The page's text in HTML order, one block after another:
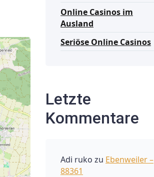
Online Casinos im
Ausland
Seriöse Online Casinos
Letzte
Kommentare
Adi ruko zu Ebenweiler –
88361